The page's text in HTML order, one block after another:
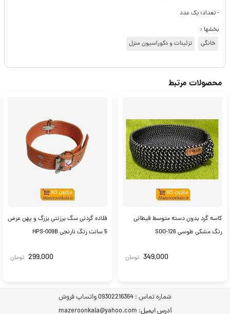
- تعداد: یک عدد
بخشها :
خانگی
تزئینات و دکوراسیون منزل
محصولات مرتبط
کاسه گرد بدون دسته متوسط قیطانی
رنگ مشکی طوسی SOO-126
349,000 تومان
قلاده گردنی سگ برزنتی بزرگ و پهن عرض
5 سانت رنگ نارنجی HPS-009B
299,000 تومان
شماره تماس : 09302216364 واتساپ فروش
آدرس ایمیل: mazeroonkala@yahoo.com